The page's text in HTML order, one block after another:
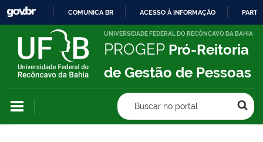
IR
PARA
CONTEÚDO
COMUNICA BR ACESSO À INFORMAÇÃO
UNIVERSIDADE FEDERAL DO RECÔNCAVO DA BAHIA
PROGEP Pró-Reitoria
de Gestão de Pessoas
Buscar no portal